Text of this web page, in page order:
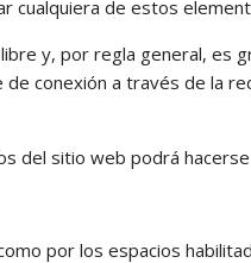
cualquiera de estos
y, por regla general,
conexión a través de la
del sitio web podrá
por los espacios